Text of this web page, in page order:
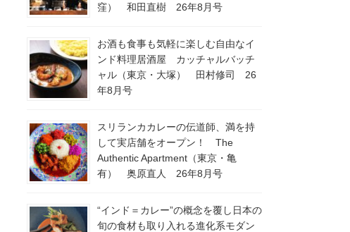
窪） 和田直樹 26年8月号
お酒も食事も気軽に楽しむ自由なイ
ンド料理居酒屋 カッチャルバッチ
ャル（東京・大塚） 田村修司 26
年8月号
スリランカカレーの伝道師、満を持
して実店舗をオープン！ The
Authentic Apartment（東京・亀
有） 奥原直人 26年8月号
“インド＝カレー”の概念を覆し日本の
旬の食材も取り入れる進化系モダン